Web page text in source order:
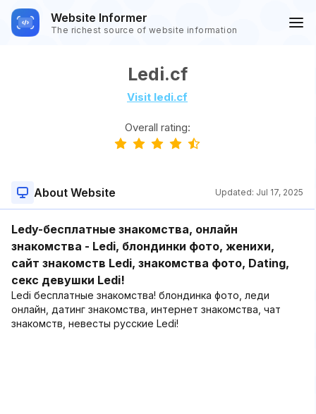
Website Informer
The richest source of website information
Ledi.cf
Visit ledi.cf
Overall rating:
About Website Updated: Jul 17, 2025
Ledy-бесплатные знакомства, онлайн
знакомства - Ledi, блондинки фото, женихи,
сайт знакомств Ledi, знакомства фото, Dating,
секс девушки Ledi!
Ledi бесплатные знакомства! блондинка фото, леди
онлайн, датинг знакомства, интернет знакомства, чат
знакомств, невесты русские Ledi!